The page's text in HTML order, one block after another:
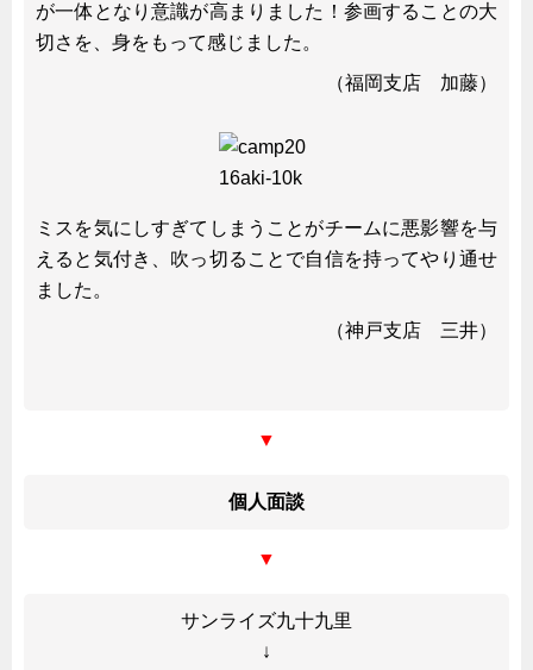
が一体となり意識が高まりました！参画することの大
切さを、身をもって感じました。
（福岡支店 加藤）
ミスを気にしすぎてしまうことがチームに悪影響を与
えると気付き、吹っ切ることで自信を持ってやり通せ
ました。
（神戸支店 三井）
▼
個人面談
▼
サンライズ九十九里
↓